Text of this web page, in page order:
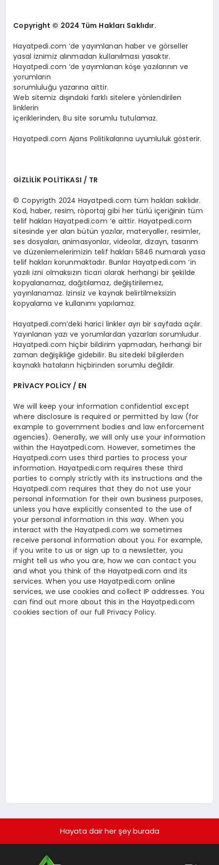
Copyright © 2024 Tüm Hakları Saklıdır.
Hayatpedi.com ‘de yayımlanan haber ve görseller
yasal iznimiz alınmadan kullanılması yasaktır.
Hayatpedi.com ‘de yayımlanan köşe yazılarının ve
yorumların
sorumluluğu yazarına aittir.
Web sitemiz dışındaki farklı sitelere yönlendirilen
linklerin
içeriklerinden, Bu site sorumlu tutulamaz.
Hayatpedi.com Ajans Politikalarına uyumluluk gösterir.
GİZLİLİK POLİTİKASI / TR
© Copyrigth 2024 Hayatpedi.com tüm hakları saklıdır.
Kod, haber, resim, röportaj gibi her türlü içeriğinin tüm
telif hakları Hayatpedi.com ‘e aittir. Hayatpedi.com
sitesinde yer alan bütün yazılar, materyaller, resimler,
ses dosyaları, animasyonlar, videolar, dizayn, tasarım
ve düzenlemelerimizin telif hakları 5846 numaralı yasa
telif hakları korunmaktadır. Bunlar Hayatpedi.com ‘in
yazılı izni olmaksızın ticari olarak herhangi bir şekilde
kopyalanamaz, dağıtılamaz, değiştirilemez,
yayınlanamaz. İzinsiz ve kaynak belirtilmeksizin
kopyalama ve kullanımı yapılamaz.
Hayatpedi.com’deki harici linkler ayrı bir sayfada açılır.
Yayınlanan yazı ve yorumlardan yazarları sorumludur.
Hayatpedi.com hiçbir bildirim yapmadan, herhangi bir
zaman değişikliğe gidebilir. Bu sitedeki bilgilerden
kaynaklı hataların hiçbirinden sorumlu değildir.
PRİVACY POLİCY / EN
We will keep your information confidential except
where disclosure is required or permitted by law (for
example to government bodies and law enforcement
agencies). Generally, we will only use your information
within the Hayatpedi.com. However, sometimes the
Hayatpedi.com uses third parties to process your
information. Hayatpedi.com requires these third
parties to comply strictly with its instructions and the
Hayatpedi.com requires that they do not use your
personal information for their own business purposes,
unless you have explicitly consented to the use of
your personal information in this way. When you
interact with the Hayatpedi.com we sometimes
receive personal information about you. For example,
if you write to us or sign up to a newsletter, you
might tell us who you are, how we can contact you
and what you think of the Hayatpedi.com and its
services. When you use Hayatpedi.com online
services, we use cookies and collect IP addresses. You
can find out more about this in the Hayatpedi.com
cookies section of our full Privacy Policy.
Hayata dair her şey burada